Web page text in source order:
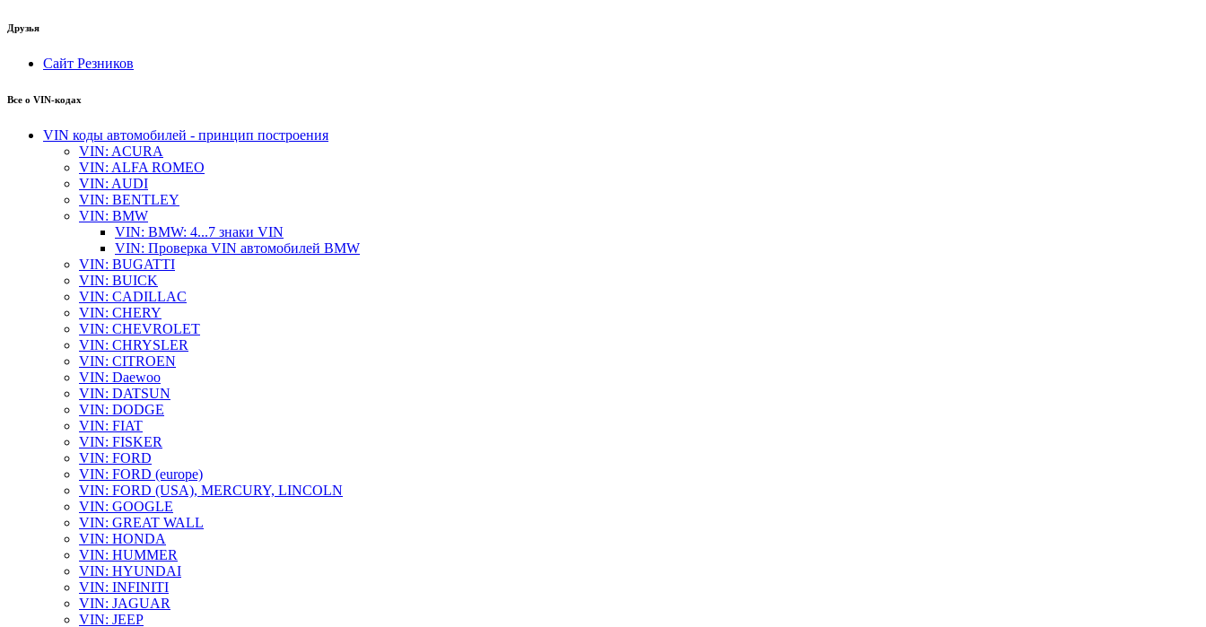
Друзья
Сайт Резников
Все о VIN-кодах
VIN коды автомобилей - принцип построения
VIN: ACURA
VIN: ALFA ROMEO
VIN: AUDI
VIN: BENTLEY
VIN: BMW
VIN: BMW: 4...7 знаки VIN
VIN: Проверка VIN автомобилей BMW
VIN: BUGATTI
VIN: BUICK
VIN: CADILLAC
VIN: CHERY
VIN: CHEVROLET
VIN: CHRYSLER
VIN: CITROEN
VIN: Daewoo
VIN: DATSUN
VIN: DODGE
VIN: FIAT
VIN: FISKER
VIN: FORD
VIN: FORD (europe)
VIN: FORD (USA), MERCURY, LINCOLN
VIN: GOOGLE
VIN: GREAT WALL
VIN: HONDA
VIN: HUMMER
VIN: HYUNDAI
VIN: INFINITI
VIN: JAGUAR
VIN: JEEP